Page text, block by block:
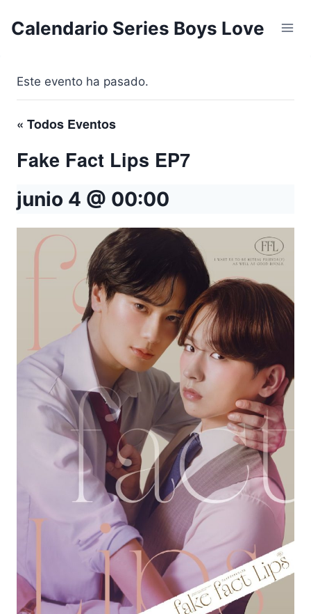
Calendario Series Boys Love
Este evento ha pasado.
« Todos Eventos
Fake Fact Lips EP7
junio 4 @ 00:00